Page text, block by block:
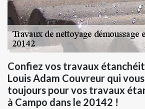
Confiez vos travaux
Louis Adam Couvreur qui
toujours pour vos travaux
à Campo dans le 20142 !